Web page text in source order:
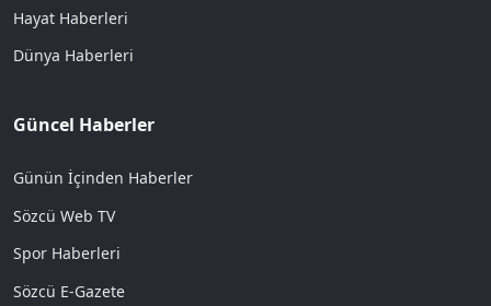
Hayat Haberleri
Dünya Haberleri
Güncel Haberler
Günün İçinden Haberler
Sözcü Web TV
Spor Haberleri
Sözcü E-Gazete